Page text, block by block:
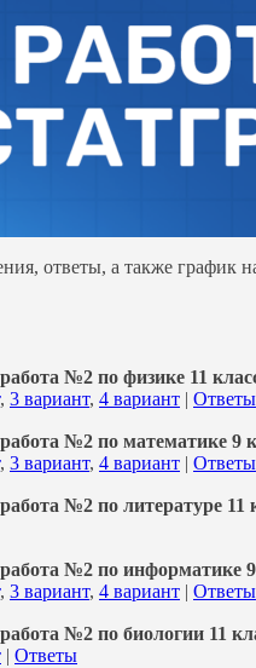
ответы, а также график
№2 по физике 11
, 3 вариант, 4 вариант | Ответы
№2 по математике 9
, 3 вариант, 4 вариант | Ответы
№2 по литературе 11
№2 по информатике
, 3 вариант, 4 вариант | Ответы
№2 по биологии 11
| Ответы